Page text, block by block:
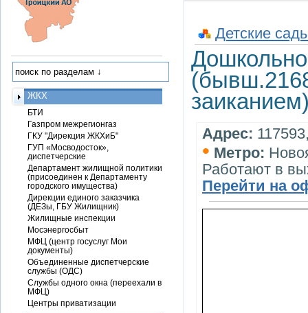
Детские
Адрес:
• Метро:
Работают в
Перейти на
ЖКХ
БТИ
Газпром межрегионгаз
ГКУ "Дирекция ЖКХиБ"
ГУП «Мосводосток»,
диспетчерские
Департамент жилищной политики
(присоединен к Департаменту
городского имущества)
Дирекции единого заказчика
(ДЕЗы, ГБУ Жилищник)
Жилищные инспекции
Мосэнергосбыт
МФЦ (центр госуслуг Мои
документы)
Объединенные диспетчерские
службы (ОДС)
Службы одного окна (переехали в
МФЦ)
Центры приватизации